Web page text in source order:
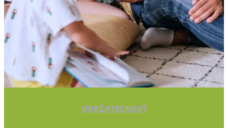
UDRŽATEĽNOSŤ